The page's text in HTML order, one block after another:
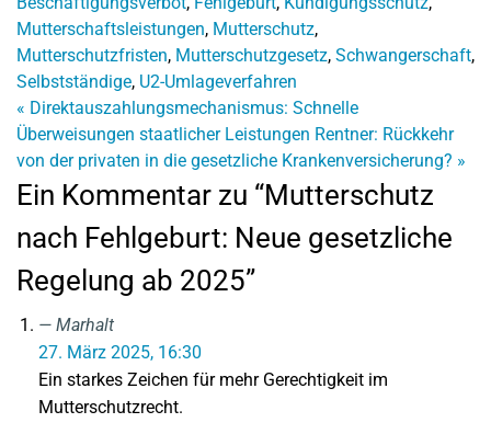
Mutterschaftsleistungen, Mutterschutz,
Mutterschutzfristen, Mutterschutzgesetz, Schwangerschaft,
Selbstständige, U2-Umlageverfahren
« Direktauszahlungsmechanismus: Schnelle
Überweisungen staatlicher Leistungen Rentner: Rückkehr
von der privaten in die gesetzliche Krankenversicherung? »
Ein Kommentar zu “Mutterschutz
nach Fehlgeburt: Neue gesetzliche
Regelung ab 2025”
Marhalt
27. März 2025, 16:30
Ein starkes Zeichen für mehr Gerechtigkeit im
Mutterschutzrecht.